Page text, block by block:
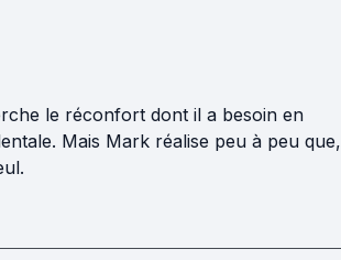
le réconfort dont il a besoin en
Mais Mark réalise peu à peu que,